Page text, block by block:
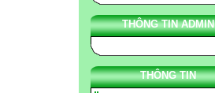
THÔNG TIN ADMIN
THÔNG TIN